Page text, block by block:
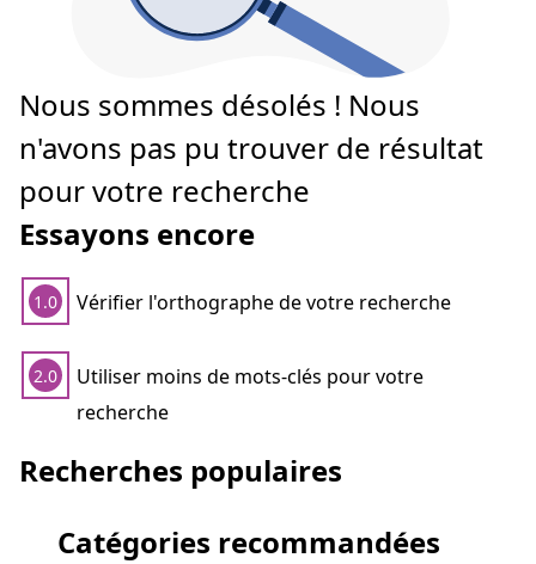
Nous sommes désolés ! Nous
n'avons pas pu trouver de résultat
pour votre recherche
Essayons encore
1.0 Vérifier l'orthographe de votre recherche
2.0
Utiliser moins de mots-clés pour votre
recherche
Recherches populaires
Catégories recommandées